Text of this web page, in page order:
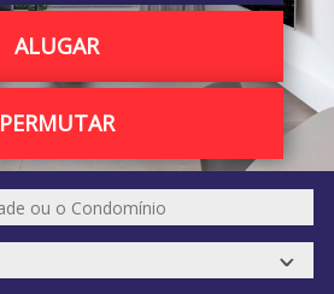
ALUGAR
PERMUTAR